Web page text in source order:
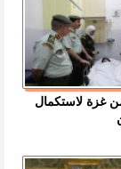
غزة لاستكمال